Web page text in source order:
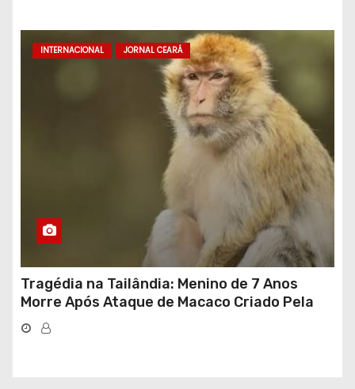
INTERNACIONAL JORNAL CEARÁ
Tragédia na Tailândia: Menino de 7 Anos
Morre Após Ataque de Macaco Criado Pela
Própria Família